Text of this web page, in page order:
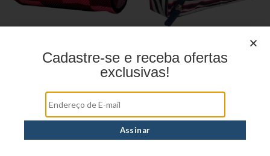
Estojo Juvenil ys27113 Estojo Juvenil YS41030
Cadastre-se e receba ofertas
exclusivas!